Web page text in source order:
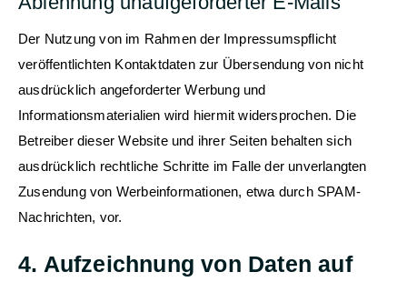
Der Nutzung von im Rahmen der Impressumspflicht
veröffentlichten Kontaktdaten zur Übersendung von nicht
ausdrücklich angeforderter Werbung und
Informationsmaterialien wird hiermit widersprochen. Die
Betreiber dieser Website und ihrer Seiten behalten sich
ausdrücklich rechtliche Schritte im Falle der unverlangten
Zusendung von Werbeinformationen, etwa durch SPAM-
Nachrichten, vor.
4. Aufzeichnung von Daten auf